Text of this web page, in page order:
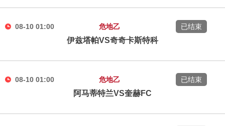
08-10 01:00 危地乙
伊兹塔帕VS奇奇卡斯特科
已结束
08-10 01:00 危地乙
阿马蒂特兰VS奎赫FC
已结束